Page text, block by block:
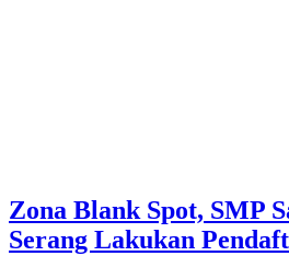
Zona Blank Spot, SMP
Serang Lakukan